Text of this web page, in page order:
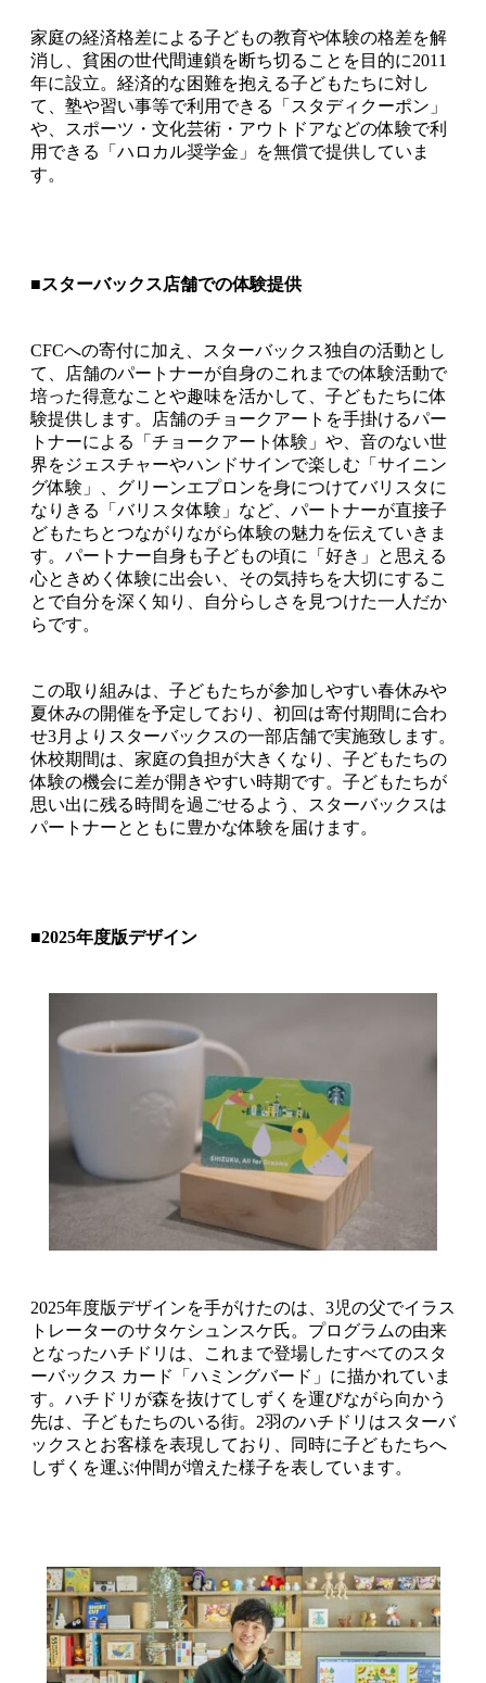
家庭の経済格差による子どもの教育や体験の格差を解
消し、貧困の世代間連鎖を断ち切ることを目的に2011
年に設立。経済的な困難を抱える子どもたちに対し
て、塾や習い事等で利用できる「スタディクーポン」
や、スポーツ・文化芸術・アウトドアなどの体験で利
用できる「ハロカル奨学金」を無償で提供していま
す。
■スターバックス店舗での体験提供
CFCへの寄付に加え、スターバックス独自の活動とし
て、店舗のパートナーが自身のこれまでの体験活動で
培った得意なことや趣味を活かして、子どもたちに体
験提供します。店舗のチョークアートを手掛けるパー
トナーによる「チョークアート体験」や、音のない世
界をジェスチャーやハンドサインで楽しむ「サイニン
グ体験」、グリーンエプロンを身につけてバリスタに
なりきる「バリスタ体験」など、パートナーが直接子
どもたちとつながりながら体験の魅力を伝えていきま
す。パートナー自身も子どもの頃に「好き」と思える
心ときめく体験に出会い、その気持ちを大切にするこ
とで自分を深く知り、自分らしさを見つけた一人だか
らです。
この取り組みは、子どもたちが参加しやすい春休みや
夏休みの開催を予定しており、初回は寄付期間に合わ
せ3月よりスターバックスの一部店舗で実施致します。
休校期間は、家庭の負担が大きくなり、子どもたちの
体験の機会に差が開きやすい時期です。子どもたちが
思い出に残る時間を過ごせるよう、スターバックスは
パートナーとともに豊かな体験を届けます。
■2025年度版デザイン
2025年度版デザインを手がけたのは、3児の父でイラス
トレーターのサタケシュンスケ氏。プログラムの由来
となったハチドリは、これまで登場したすべてのスタ
ーバックス カード「ハミングバード」に描かれていま
す。ハチドリが森を抜けてしずくを運びながら向かう
先は、子どもたちのいる街。2羽のハチドリはスターバ
ックスとお客様を表現しており、同時に子どもたちへ
しずくを運ぶ仲間が増えた様子を表しています。